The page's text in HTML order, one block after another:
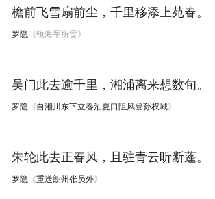
战争 墨子 励志 写鸟
温庭筠 赵长卿 皮日休
范仲淹 柳永 高适 诗经
张九龄 储光羲 黄庭坚
檐前飞雪扇前尘，千里移添上苑春。
罗隐 《镇海军所贡》
吴门此去逾千里，湘浦离来想数旬。
罗隐《自湘川东下立春泊夏口阻风登孙权城》
朱轮此去正春风，且驻青云听断蓬。
罗隐《重送朗州张员外》